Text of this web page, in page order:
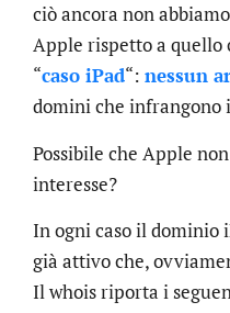
ciò ancora non
Apple rispetto a quello
“caso iPad“: nessun
domini che infrangono
Possibile che Apple
interesse?
In ogni caso il dominio
già attivo che,
Il whois riporta i